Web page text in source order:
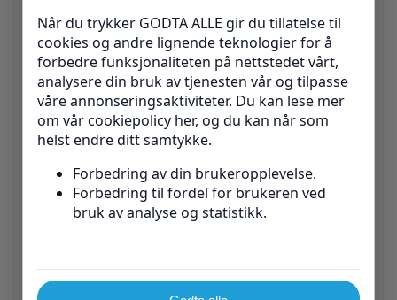
Knebeskyttelse for basketball og volleyball
Håndleddsstøtte for tennis og golf
Skulderstabilitet for svømming og klatring
Bandasjetape for Smertelindring og
Rehabilitering
rehabilitering av muskel- og leddproblemer. Det kan
brukes til å lindre smerter forårsaket av for eksempel
muskelspenninger, betennelser eller
forbedre styrke, bevegelighet og funksjon etter skade.